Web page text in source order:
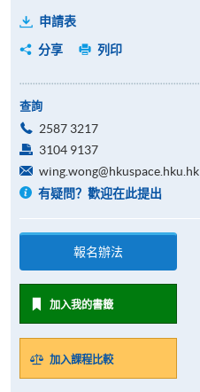
申請表
分享
列印
查詢
2587 3217
3104 9137
wing.wong@hkuspace.hku.hk
有疑問？歡迎在此提出
報名辦法
加入我的書籤
加入課程比較